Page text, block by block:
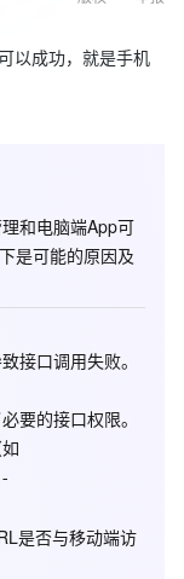
以成功，就是手机
和电脑端App可
是可能的原因及
接口调用失败。
要的接口权限。
是否与移动端访